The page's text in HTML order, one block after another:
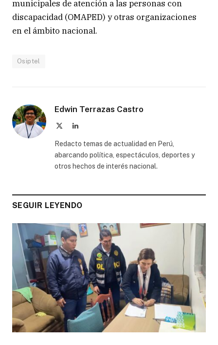
municipales de atención a las personas con
discapacidad (OMAPED) y otras organizaciones
en el ámbito nacional.
Osiptel
Edwin Terrazas Castro
LinkedIn
Redacto temas de actualidad en Perú,
abarcando política, espectáculos, deportes y
otros hechos de interés nacional.
SEGUIR LEYENDO